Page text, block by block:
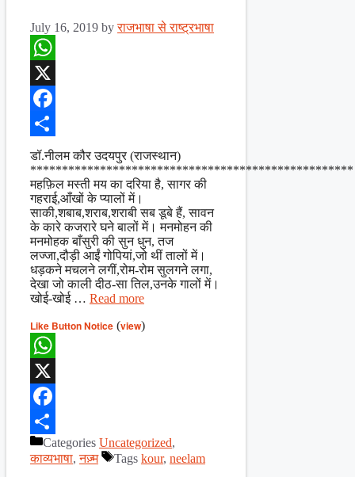
July 16, 2019 byराजभाषा से राष्ट्रभाषा
WhatsApp
X
Facebook
Share
डॉ.नीलम कौर उदयपुर (राजस्थान)
***************************************************
महफ़िल मस्ती मय का दरिया है, सागर की
गहराई,आँखों के प्यालों में।
साकी,शबाब,शराब,शराबी सब डूबे हैं, सावन
के कारे कजरारे घने बालों में। मनमोहन की
मनमोहक बाँसुरी की सुन धुन, तज
लज्जा,दौड़ी आईं गोपियां,जो थीं तालों में।
धड़कने मचलने लगीं,रोम-रोम सुलगने लगा,
देखा जो काली दीठ-सा तिल,उनके गालों में।
खोई-खोई … Read more
Like Button Notice (view)
WhatsApp
X
Facebook
ShareCategories Uncategorized,
काव्यभाषा,नज़्म Tags kour, neelam